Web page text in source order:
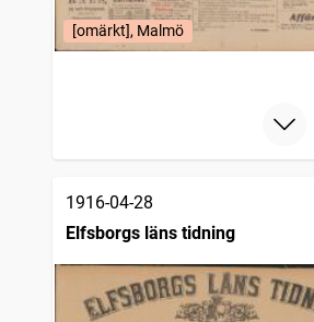
[omärkt], Malmö
1916-04-28
Elfsborgs läns tidning